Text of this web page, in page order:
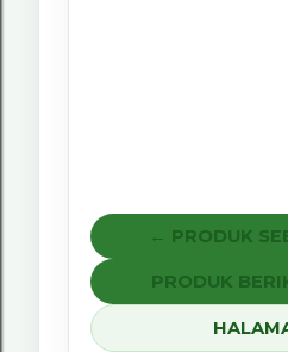
← PRODUK
PRODUK